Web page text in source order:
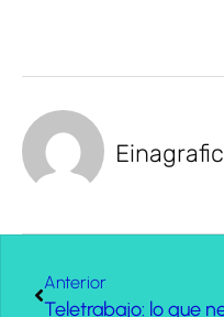
Einagrafic
Anterior